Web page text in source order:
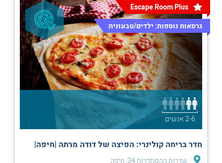
Escape Room Plus
גרסאות נוספות: ילדים/טבעונית
2-6 אנשים
חדר בריחה קולינרי: הפיצה של דודה מרתה |חיפה|
שדרות ההסתדרות 34, חיפה